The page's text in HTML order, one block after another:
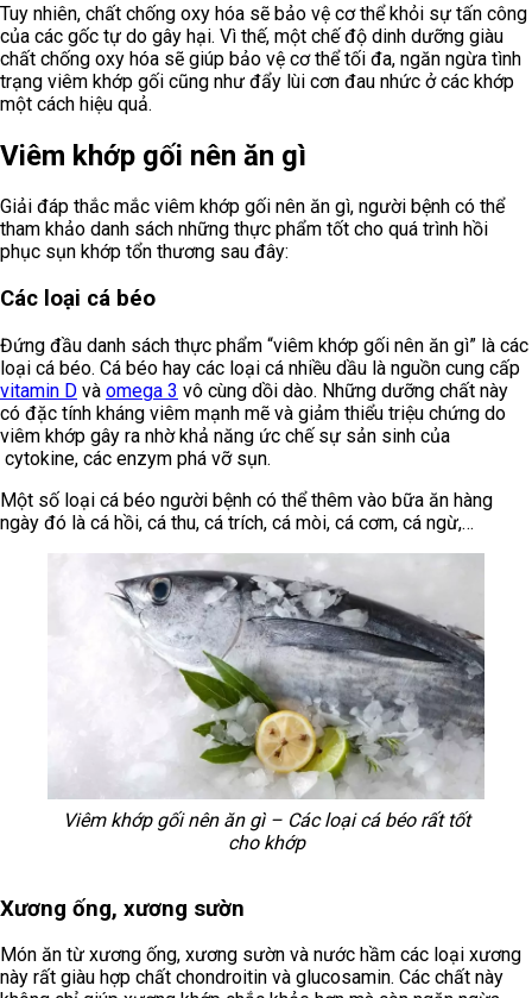
Tuy nhiên, chất chống oxy hóa sẽ bảo vệ cơ thể khỏi sự tấn công
của các gốc tự do gây hại. Vì thế, một chế độ dinh dưỡng giàu
chất chống oxy hóa sẽ giúp bảo vệ cơ thể tối đa, ngăn ngừa tình
trạng viêm khớp gối cũng như đẩy lùi cơn đau nhức ở các khớp
một cách hiệu quả.
Viêm khớp gối nên ăn gì
Giải đáp thắc mắc viêm khớp gối nên ăn gì, người bệnh có thể
tham khảo danh sách những thực phẩm tốt cho quá trình hồi
phục sụn khớp tổn thương sau đây:
Các loại cá béo
Đứng đầu danh sách thực phẩm “viêm khớp gối nên ăn gì” là các
loại cá béo. Cá béo hay các loại cá nhiều dầu là nguồn cung cấp
vitamin D và omega 3 vô cùng dồi dào. Những dưỡng chất này
có đặc tính kháng viêm mạnh mẽ và giảm thiểu triệu chứng do
viêm khớp gây ra nhờ khả năng ức chế sự sản sinh của
cytokine, các enzym phá vỡ sụn.
Một số loại cá béo người bệnh có thể thêm vào bữa ăn hàng
ngày đó là cá hồi, cá thu, cá trích, cá mòi, cá cơm, cá ngừ,…
Viêm khớp gối nên ăn gì – Các loại cá béo rất tốt
cho khớp
Xương ống, xương sườn
Món ăn từ xương ống, xương sườn và nước hầm các loại xương
này rất giàu hợp chất chondroitin và glucosamin. Các chất này